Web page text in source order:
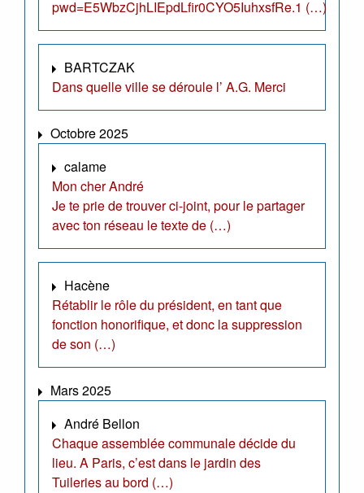
pwd=E5WbzCjhLIEpdLfir0CYO5IuhxsfRe.1 (…)
BARTCZAK
Dans quelle ville se déroule l’ A.G. Merci
Octobre 2025
calame
Mon cher André
Je te prie de trouver ci-joint, pour le partager
avec ton réseau le texte de (…)
Hacène
Rétablir le rôle du président, en tant que
fonction honorifique, et donc la suppression
de son (…)
Mars 2025
André Bellon
Chaque assemblée communale décide du
lieu. A Paris, c’est dans le jardin des
Tuileries au bord (…)